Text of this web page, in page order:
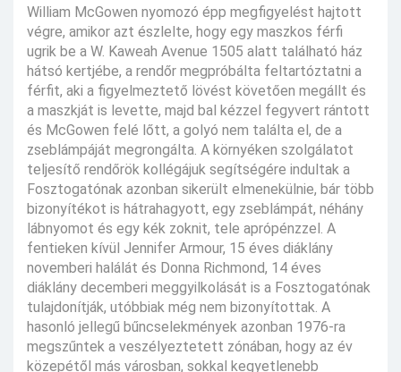
William McGowen nyomozó épp megfigyelést hajtott
végre, amikor azt észlelte, hogy egy maszkos férfi
ugrik be a W. Kaweah Avenue 1505 alatt található ház
hátsó kertjébe, a rendőr megpróbálta feltartóztatni a
férfit, aki a figyelmeztető lövést követően megállt és
a maszkját is levette, majd bal kézzel fegyvert rántott
és McGowen felé lőtt, a golyó nem találta el, de a
zseblámpáját megrongálta. A környéken szolgálatot
teljesítő rendőrök kollégájuk segítségére indultak a
Fosztogatónak azonban sikerült elmenekülnie, bár több
bizonyítékot is hátrahagyott, egy zseblámpát, néhány
lábnyomot és egy kék zoknit, tele aprópénzzel. A
fentieken kívül Jennifer Armour, 15 éves diáklány
novemberi halálát és Donna Richmond, 14 éves
diáklány decemberi meggyilkolását is a Fosztogatónak
tulajdonítják, utóbbiak még nem bizonyítottak. A
hasonló jellegű bűncselekmények azonban 1976-ra
megszűntek a veszélyeztetett zónában, hogy az év
közepétől más városban, sokkal kegyetlenebb